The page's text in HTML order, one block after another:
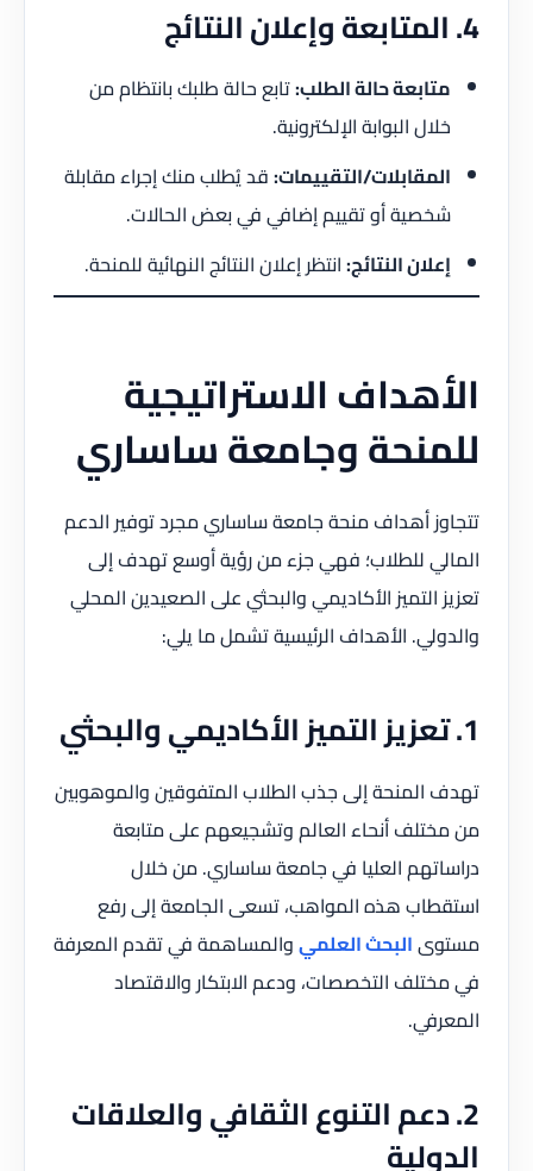
4. المتابعة وإعلان النتائج
متابعة حالة الطلب:تابع حالة طلبك بانتظام من
خلال البوابة الإلكترونية.
المقابلات/التقييمات:قد يُطلب منك إجراء مقابلة
شخصية أو تقييم إضافي في بعض الحالات.
إعلان النتائج:انتظر إعلان النتائج النهائية للمنحة.
الأهداف الاستراتيجية
للمنحة وجامعة ساساري
تتجاوز أهداف منحة جامعة ساساري مجرد توفير الدعم
المالي للطلاب؛ فهي جزء من رؤية أوسع تهدف إلى
تعزيز التميز الأكاديمي والبحثي على الصعيدين المحلي
والدولي. الأهداف الرئيسية تشمل ما يلي:
1. تعزيز التميز الأكاديمي والبحثي
تهدف المنحة إلى جذب الطلاب المتفوقين والموهوبين
من مختلف أنحاء العالم وتشجيعهم على متابعة
دراساتهم العليا في جامعة ساساري. من خلال
استقطاب هذه المواهب، تسعى الجامعة إلى رفع
مستوىالبحث العلميوالمساهمة في تقدم المعرفة
في مختلف التخصصات، ودعم الابتكار والاقتصاد
المعرفي.
2. دعم التنوع الثقافي والعلاقات
الدولية